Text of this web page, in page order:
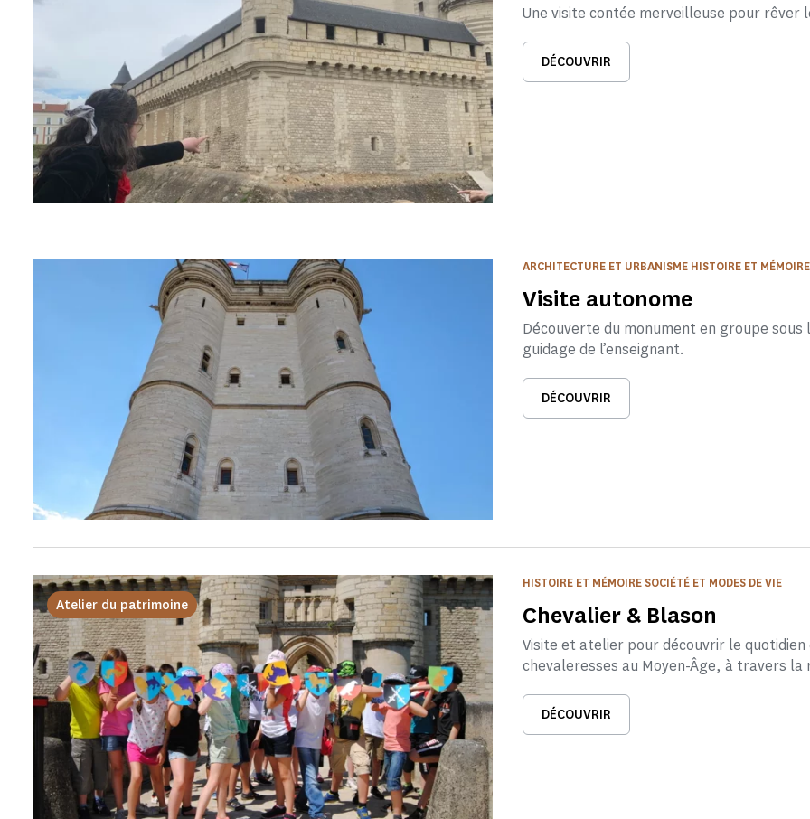
Une visite contée merveilleuse pour rêver
DÉCOUVRIR
Visite autonome
ARCHITECTURE ET URBANISME HISTOIRE ET
Découverte du monument en groupe
guidage de l’enseignant.
DÉCOUVRIR
Atelier du patrimoine Chevalier & Blason
HISTOIRE ET MÉMOIRE SOCIÉTÉ ET MODES DE VIE
Visite et atelier pour découvrir le quotidien
chevaleresses au Moyen-Âge, à travers la
DÉCOUVRIR